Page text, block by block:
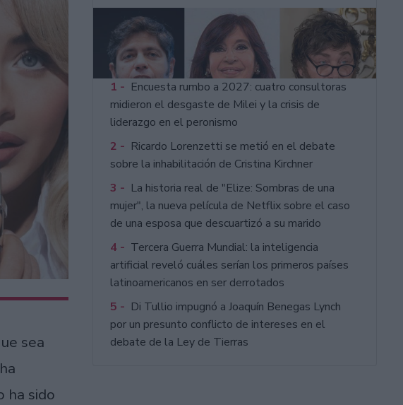
sea
ha sido
1 - Encuesta rumbo a 2027: cuatro consultoras
midieron el desgaste de Milei y la crisis de
liderazgo en el peronismo
2 - Ricardo Lorenzetti se metió en el debate
sobre la inhabilitación de Cristina Kirchner
3 - La historia real de "Elize: Sombras de una
mujer", la nueva película de Netflix sobre el caso
de una esposa que descuartizó a su marido
4 - Tercera Guerra Mundial: la inteligencia
artificial reveló cuáles serían los primeros países
latinoamericanos en ser derrotados
5 - Di Tullio impugnó a Joaquín Benegas Lynch
por un presunto conflicto de intereses en el
debate de la Ley de Tierras